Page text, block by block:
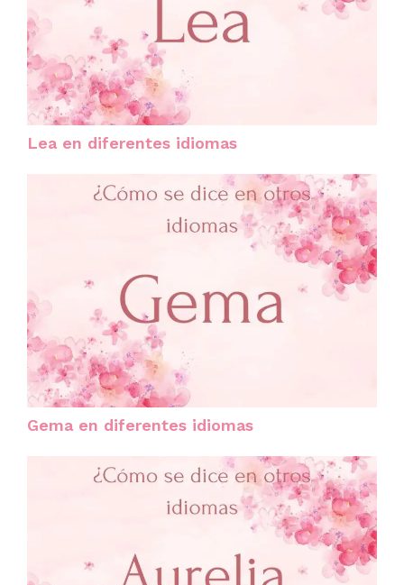
Lea en diferentes idiomas
Gema en diferentes idiomas